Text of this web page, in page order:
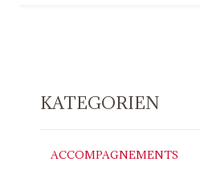
KATEGORIEN
ACCOMPAGNEMENTS